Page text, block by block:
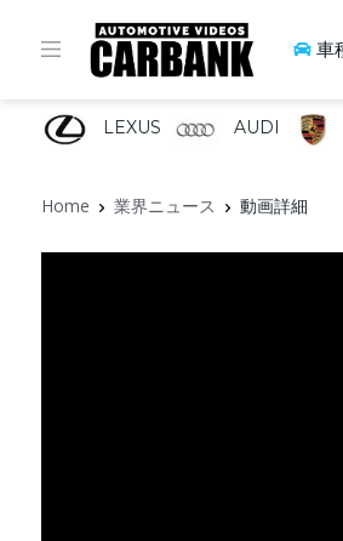
車
LEXUS AUDI
Home 業界ニュース 動画詳細